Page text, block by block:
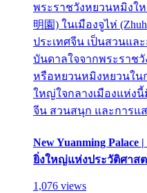
พระราชวังหยวนหมิงใหม่
明園) ในเมืองจูไห่
ประเทศจีน เป็นสวนแล
บันดาลใจจากพระราชวัง
หรือหยวนหมิงหยวนใน
ใหญ่ใจกลางเมืองแห่ง
จีน สวนสนุก และการแ
New Yuanming
ยิ่งใหญ่แห่งประวัติศาส
1,076 views